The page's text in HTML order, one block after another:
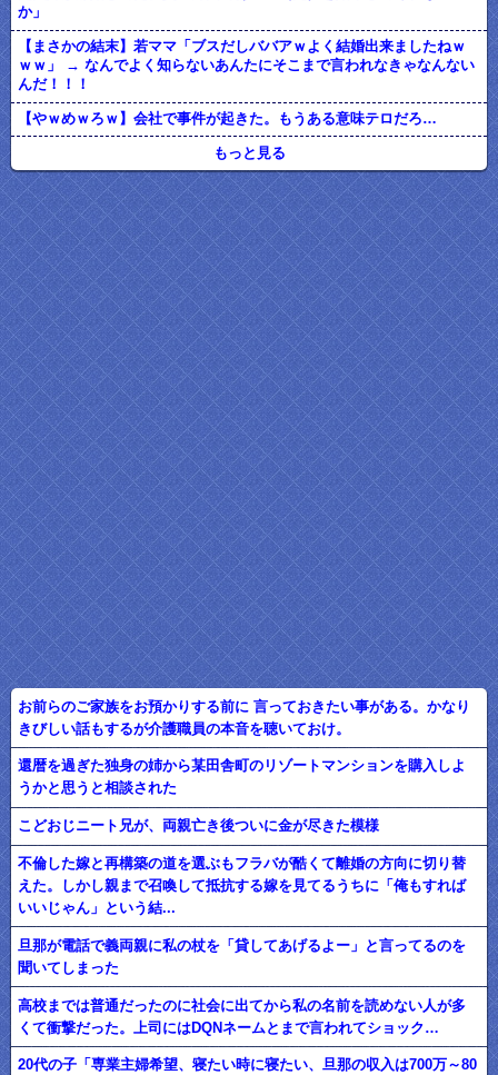
か」
【まさかの結末】若ママ「ブスだしババアｗよく結婚出来ましたねｗ
ｗｗ」 → なんでよく知らないあんたにそこまで言われなきゃなんない
んだ！！！
【やｗめｗろｗ】会社で事件が起きた。もうある意味テロだろ…
もっと見る
お前らのご家族をお預かりする前に 言っておきたい事がある。かなり
きびしい話もするが介護職員の本音を聴いておけ。
還暦を過ぎた独身の姉から某田舎町のリゾートマンションを購入しよ
うかと思うと相談された
こどおじニート兄が、両親亡き後ついに金が尽きた模様
不倫した嫁と再構築の道を選ぶもフラバが酷くて離婚の方向に切り替
えた。しかし親まで召喚して抵抗する嫁を見てるうちに「俺もすれば
いいじゃん」という結...
旦那が電話で義両親に私の杖を「貸してあげるよー」と言ってるのを
聞いてしまった
高校までは普通だったのに社会に出てから私の名前を読めない人が多
くて衝撃だった。上司にはDQNネームとまで言われてショック…
20代の子「専業主婦希望、寝たい時に寝たい、旦那の収入は700万～80